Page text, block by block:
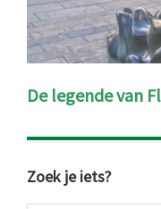
De legende van
Primaire
Zoek je iets?